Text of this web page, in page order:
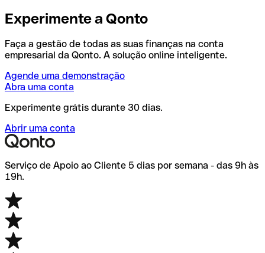
Experimente a Qonto
Faça a gestão de todas as suas finanças na conta
empresarial da Qonto. A solução online inteligente.
Agende uma demonstração
Abra uma conta
Experimente grátis durante 30 dias.
Abrir uma conta
Serviço de Apoio ao Cliente 5 dias por semana - das 9h às
19h.